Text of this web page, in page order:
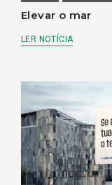
Elevar o mar
LER NOTÍCIA